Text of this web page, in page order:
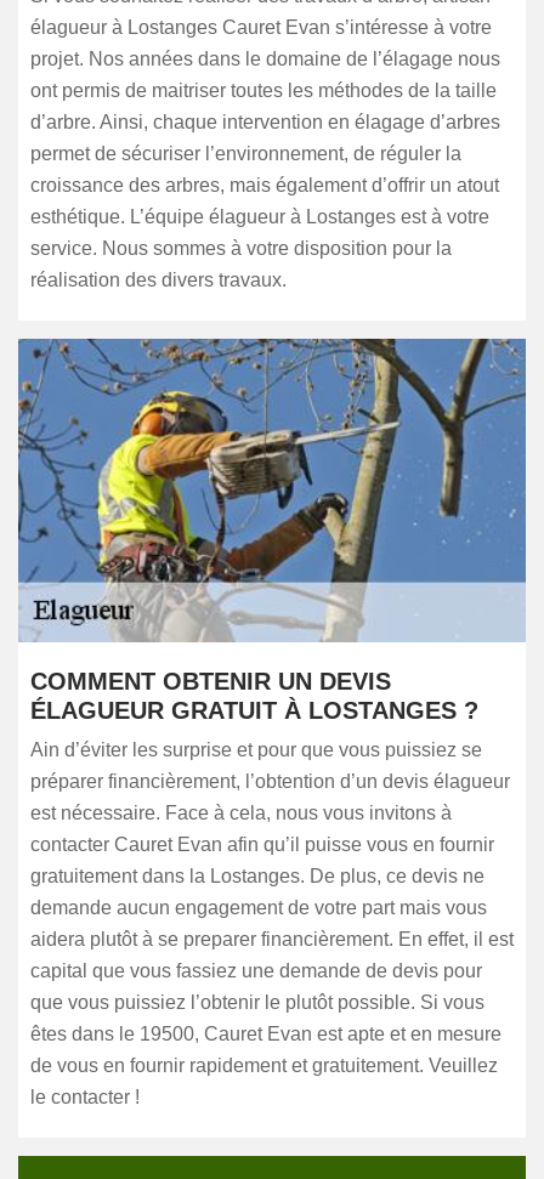
élagueur à Lostanges Cauret Evan s’intéresse à votre
projet. Nos années dans le domaine de l’élagage nous
ont permis de maitriser toutes les méthodes de la taille
d’arbre. Ainsi, chaque intervention en élagage d’arbres
permet de sécuriser l’environnement, de réguler la
croissance des arbres, mais également d’offrir un atout
esthétique. L’équipe élagueur à Lostanges est à votre
service. Nous sommes à votre disposition pour la
réalisation des divers travaux.
COMMENT OBTENIR UN DEVIS
ÉLAGUEUR GRATUIT À LOSTANGES ?
Ain d’éviter les surprise et pour que vous puissiez se
préparer financièrement, l’obtention d’un devis élagueur
est nécessaire. Face à cela, nous vous invitons à
contacter Cauret Evan afin qu’il puisse vous en fournir
gratuitement dans la Lostanges. De plus, ce devis ne
demande aucun engagement de votre part mais vous
aidera plutôt à se preparer financièrement. En effet, il est
capital que vous fassiez une demande de devis pour
que vous puissiez l’obtenir le plutôt possible. Si vous
êtes dans le 19500, Cauret Evan est apte et en mesure
de vous en fournir rapidement et gratuitement. Veuillez
le contacter !